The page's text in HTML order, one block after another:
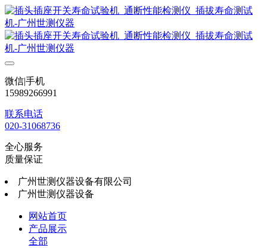
微信|手机
15989266991
联系电话
020-31068736
全心服务
质量保证
广州世测仪器设备有限公司
广州世测仪器设备
网站首页
产品展示
全部